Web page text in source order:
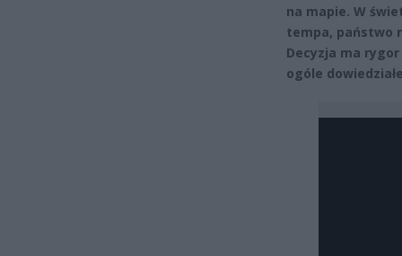
na mapie. W
tempa, państwo
Decyzja ma
ogóle